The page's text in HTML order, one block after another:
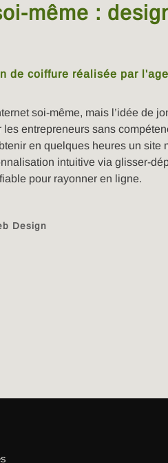
même :
soi-même, mais l’idée de
entrepreneurs sans
en quelques heures un
intuitive via glisser-
pour rayonner en ligne.
Design